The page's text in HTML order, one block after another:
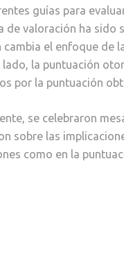
guías para
de valoración ha
cambia el enfoque de
lado, la puntuación
por la puntuación
se celebraron
sobre las
como en la